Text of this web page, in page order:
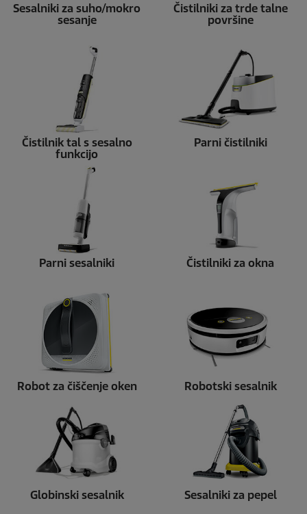
Sesalniki za suho/mokro
sesanje
Čistilniki za trde talne
površine
Čistilnik tal s sesalno
funkcijo
Parni čistilniki
Parni sesalniki Čistilniki za okna
Robot za čiščenje oken Robotski sesalnik
Globinski sesalnik Sesalniki za pepel